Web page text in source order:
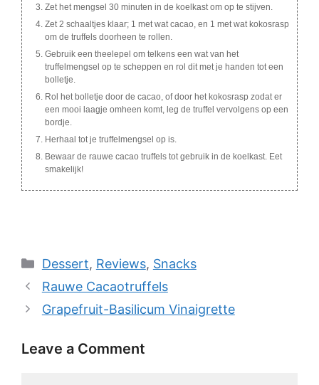
Zet het mengsel 30 minuten in de koelkast om op te stijven.
Zet 2 schaaltjes klaar; 1 met wat cacao, en 1 met wat kokosrasp
om de truffels doorheen te rollen.
Gebruik een theelepel om telkens een wat van het
truffelmengsel op te scheppen en rol dit met je handen tot een
bolletje.
Rol het bolletje door de cacao, of door het kokosrasp zodat er
een mooi laagje omheen komt, leg de truffel vervolgens op een
bordje.
Herhaal tot je truffelmengsel op is.
Bewaar de rauwe cacao truffels tot gebruik in de koelkast. Eet
smakelijk!
Categories
Dessert, Reviews, Snacks
Rauwe Cacaotruffels
Grapefruit-Basilicum Vinaigrette
Leave a Comment